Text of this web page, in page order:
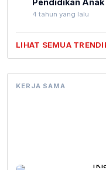
Pendidikan
4 tahun yang lalu
LIHAT SEMUA
KERJA SAMA